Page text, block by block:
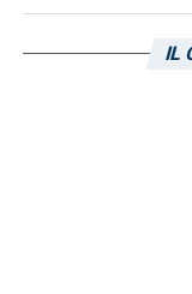
per un mondo
IL